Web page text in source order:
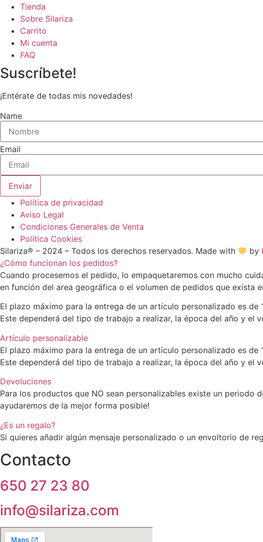
Tienda
Sobre Silariza
Carrito
Mi cuenta
FAQ
Suscríbete!
¡Entérate de todas mis novedades!
Name
Email
Enviar
Política de privacidad
Aviso Legal
Condiciones Generales de Venta
Política Cookies
Silariza® – 2024 – Todos los derechos reservados. Made with
by
¿Cómo funcionan los pedidos?
Cuando procesemos el pedido, lo empaquetaremos con mucho
en función del area geográfica o el volumen de pedidos que exista
El plazo máximo para la entrega de un artículo personalizado es de
Este dependerá del tipo de trabajo a realizar, la época del año y el
Artículo personalizable
El plazo máximo para la entrega de un artículo personalizado es de
Este dependerá del tipo de trabajo a realizar, la época del año y el
Devoluciones
Para los productos que NO sean personalizables existe un
ayudaremos de la mejor forma posible!
¿Es un regalo?
Si quieres añadir algún mensaje personalizado o un envoltorio de
Contacto
650 27 23 80
info@silariza.com